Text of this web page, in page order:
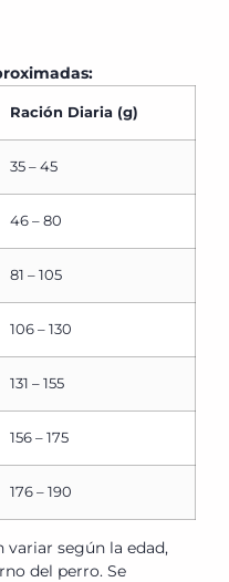
Ración Diaria (g)
35 – 45
46 – 80
81 – 105
106 – 130
131 – 155
156 – 175
176 – 190
variar según la edad,
del perro. Se